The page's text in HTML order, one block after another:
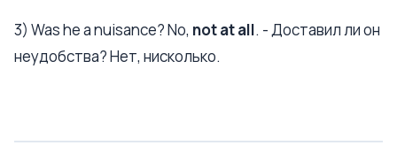
3) Was he a nuisance? No, not at all. - Доставил ли он
неудобства? Нет, нисколько.